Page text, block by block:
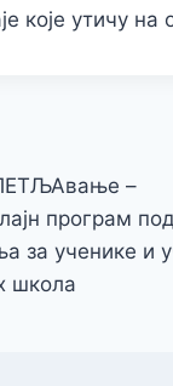
које утичу
–
програм
за ученике и
школа